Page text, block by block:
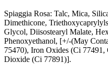
Spiaggia Rosa: Talc, Mica,
Dimethicone,
Glycol, Diisostearyl Malate,
Phenoxyethanol, [+/-(May
75470), Iron Oxides (Ci
Dioxide (Ci 77891)].